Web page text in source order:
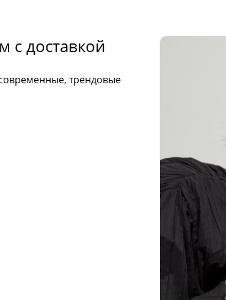
доставкой
трендовые